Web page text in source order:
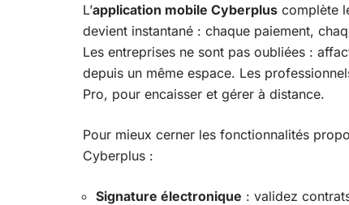
L’application mobile Cyberplus complète
devient instantané : chaque paiement,
Les entreprises ne sont pas oubliées :
depuis un même espace. Les
Pro, pour encaisser et gérer à distance.
Pour mieux cerner les fonctionnalités
Cyberplus :
Signature électronique : validez